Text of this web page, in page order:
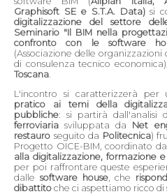
Graphisoft SE e S.T.A. Data)si
digitalizzazione del settore
Seminario "Il BIM nella
confronto con le software
(Associazione delle
di consulenza tecnico
Toscana.
L'incontro si caratterizzerà per
pratico ai temi della
pubbliche: si partirà dall'analisi
ferroviaria sviluppata da Net
restauro seguito da Politecnica)
Progetto OICE-BIM, coordinato dal
alla digitalizzazione, formazione
per poi raffrontare queste
dalle software house, che
dibattito che ci aspettiamo ricco di